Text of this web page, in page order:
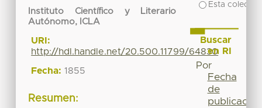
Instituto Científico y Literario
Autónomo, ICLA
URI:
http://hdl.handle.net/20.500.11799/64830
Fecha: 1855
Resumen:
Esta
Buscar
en RI
Por
Fecha
de
publicación